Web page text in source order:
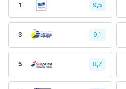
1 9,5
3 9,1
5 8,7